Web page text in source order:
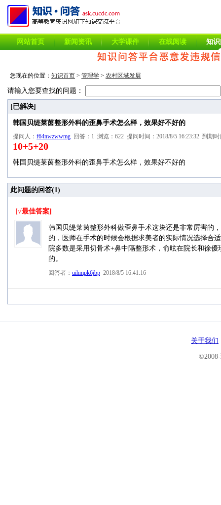
网站首页 新闻资讯 大学课件 在线阅读 知
您现在的位置： 知识首页 > 管理学 > 农村区域发展
请输入您要查找的问题：
[已解决]
韩国贝缇莱茵整形外科的歪鼻手术怎么样，效果好不好的
提问人： f64nwzwwmg 回答：1 浏览：622 提问时间：2018/8/5 16:23:32 到期
10+5+20
韩国贝缇莱茵整形外科的歪鼻手术怎么样，效果好不好的
此问题的回答(1)
[√最佳答案]
韩国贝缇莱茵整形外科做歪鼻手术这块还是非常厉害的
的，医师在手术的时候会根据求美者的实际情况选择合
院多数是采用切骨术+鼻中隔整形术，俞昡在院长和徐
的。
回答者： uihmpk6jbp 2018/8/5 16:41:16
关于我们